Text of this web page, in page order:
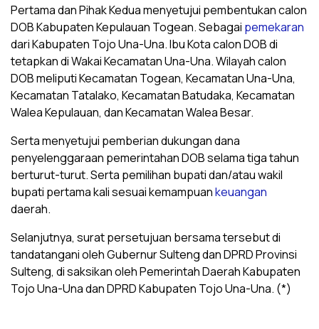
Pertama dan Pihak Kedua menyetujui pembentukan calon
DOB Kabupaten Kepulauan Togean. Sebagai pemekaran
dari Kabupaten Tojo Una-Una. Ibu Kota calon DOB di
tetapkan di Wakai Kecamatan Una-Una. Wilayah calon
DOB meliputi Kecamatan Togean, Kecamatan Una-Una,
Kecamatan Tatalako, Kecamatan Batudaka, Kecamatan
Walea Kepulauan, dan Kecamatan Walea Besar.
Serta menyetujui pemberian dukungan dana
penyelenggaraan pemerintahan DOB selama tiga tahun
berturut-turut. Serta pemilihan bupati dan/atau wakil
bupati pertama kali sesuai kemampuankeuangan
daerah.
Selanjutnya, surat persetujuan bersama tersebut di
tandatangani oleh Gubernur Sulteng dan DPRD Provinsi
Sulteng, di saksikan oleh Pemerintah Daerah Kabupaten
Tojo Una-Una dan DPRD Kabupaten Tojo Una-Una. (*)